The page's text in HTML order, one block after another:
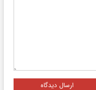
ارسال دیدگاه